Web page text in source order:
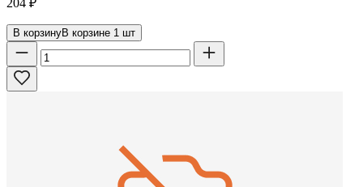
204 ₽
В корзинуВ корзине 1 шт